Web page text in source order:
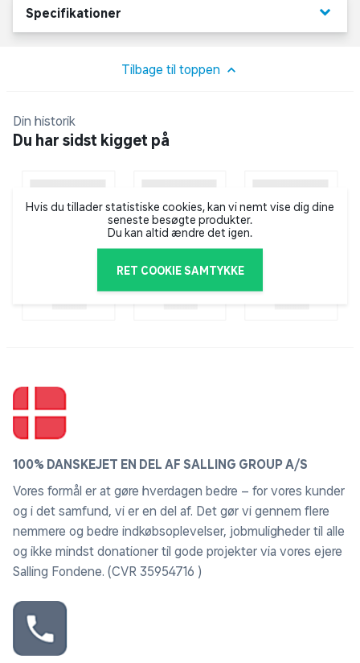
Opbevares utilgængeligt for børn.
Specifikationer keyboard_arrow_down
Tilbage til toppen
Din historik
Du har sidst kigget på
Hvis du tillader statistiske cookies, kan vi nemt vise dig dine
seneste besøgte produkter.
Du kan altid ændre det igen.
RET COOKIE SAMTYKKE
100% DANSKEJET EN DEL AF SALLING GROUP A/S
Vores formål er at gøre hverdagen bedre – for vores kunder
og i det samfund, vi er en del af. Det gør vi gennem flere
nemmere og bedre indkøbsoplevelser, jobmuligheder til alle
og ikke mindst donationer til gode projekter via vores ejere
Salling Fondene. (CVR 35954716 )